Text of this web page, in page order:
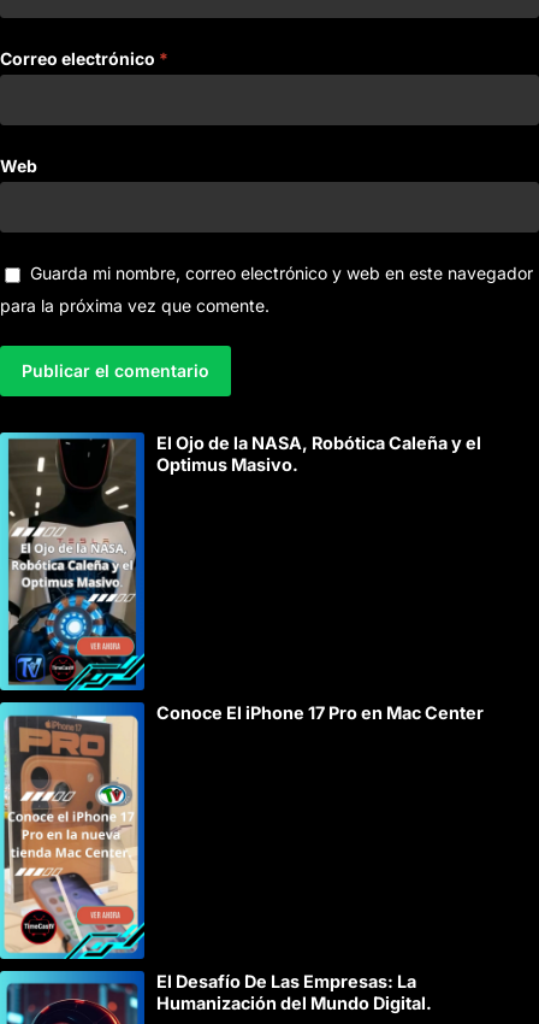
Correo electrónico *
Web
Guarda mi nombre, correo electrónico y web en este navegador
para la próxima vez que comente.
e
i
v
e
:
El Ojo de la NASA, Robótica Caleña y el
Optimus Masivo.
Conoce El iPhone 17 Pro en Mac Center
El Desafío De Las Empresas: La
Humanización del Mundo Digital.